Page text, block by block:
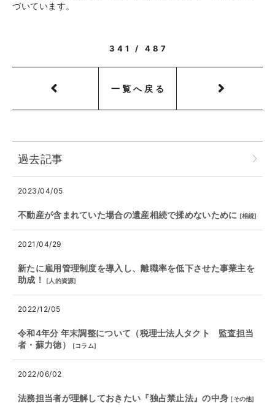
づいています。
341 / 487
一覧へ戻る
過去記事
2023/04/05
不動産が含まれていた場合の遺産相続で揉めないために [相続]
2021/04/29
新たに雇用管理制度を導入し、離職率を低下させた事業主を
助成！
[人的資源]
2022/12/05
令和4年分 年末調整について（税理士法人タクト 監査担当
者・蘇力徳）
[コラム]
2022/06/02
法務担当者が理解しておきたい『独占禁止法』の中身 [その他]